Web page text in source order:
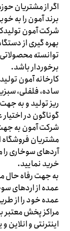
اگر از مشتریان
برند آمون را به
شرکت آمون
بهره گیری از
توانسته محصولاتی
برخوردار باشد.
کارخانه آمون
ساده، فلفلی،
ریز تولید و به
گوناگون در
شرکت آمون به
مشتریان فروشگاه
آردهای سوخاری
خرید نمایید.
به جهت رفاه حال
عمده از اردهای
عمده خود را از
مراکز پخش
اینترنتی و